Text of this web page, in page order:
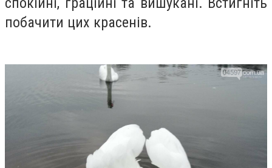
побачити цих красенів.